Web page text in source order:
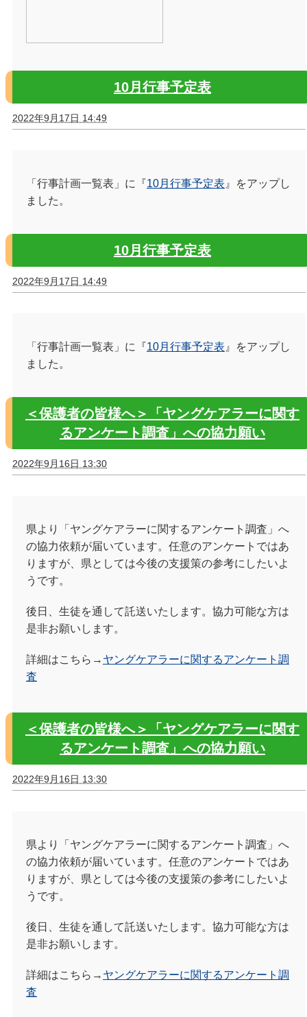
10月行事予定表
2022年9月17日 14:49
「行事計画一覧表」に『10月行事予定表 』をアップし
ました。
10月行事予定表
2022年9月17日 14:49
「行事計画一覧表」に『10月行事予定表 』をアップし
ました。
＜保護者の皆様へ＞「ヤングケアラーに関す
るアンケート調査」への協力願い
2022年9月16日 13:30
県より「ヤングケアラーに関するアンケート調査」へ
の協力依頼が届いています。任意のアンケートではあ
りますが、県としては今後の支援策の参考にしたいよ
うです。
後日、生徒を通して託送いたします。協力可能な方は
是非お願いします。
詳細はこちら→ ヤングケアラーに関するアンケート調
査
＜保護者の皆様へ＞「ヤングケアラーに関す
るアンケート調査」への協力願い
2022年9月16日 13:30
県より「ヤングケアラーに関するアンケート調査」へ
の協力依頼が届いています。任意のアンケートではあ
りますが、県としては今後の支援策の参考にしたいよ
うです。
後日、生徒を通して託送いたします。協力可能な方は
是非お願いします。
詳細はこちら→ ヤングケアラーに関するアンケート調
査